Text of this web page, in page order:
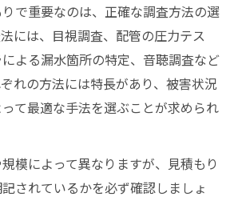
で重要なのは、正確な調査方法の選
には、目視調査、配管の圧力テス
よる漏水箇所の特定、音聴調査など
れの方法には特長があり、被害状況
て最適な手法を選ぶことが求められ
模によって異なりますが、見積もり
されているかを必ず確認しましょ